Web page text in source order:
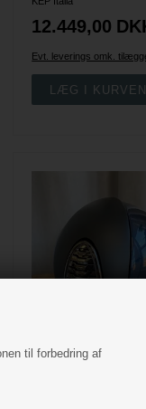
til forbedring af
12.449,00
Evt. leverings omk.